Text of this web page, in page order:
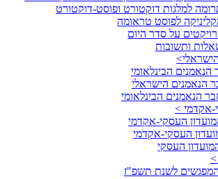
למלגות דוקטורט ופוסט-דוקטורט
לפוסט טראומה
על סדר היום
ותשובות
הנאמנים הבינלאומי
הנאמנים הישראלי
הנאמנים הבינלאומי
אקדמי >
העסקי-אקדמי
העסקי-אקדמי
העסקי
>
המפגשים לשנת תשפ"ז